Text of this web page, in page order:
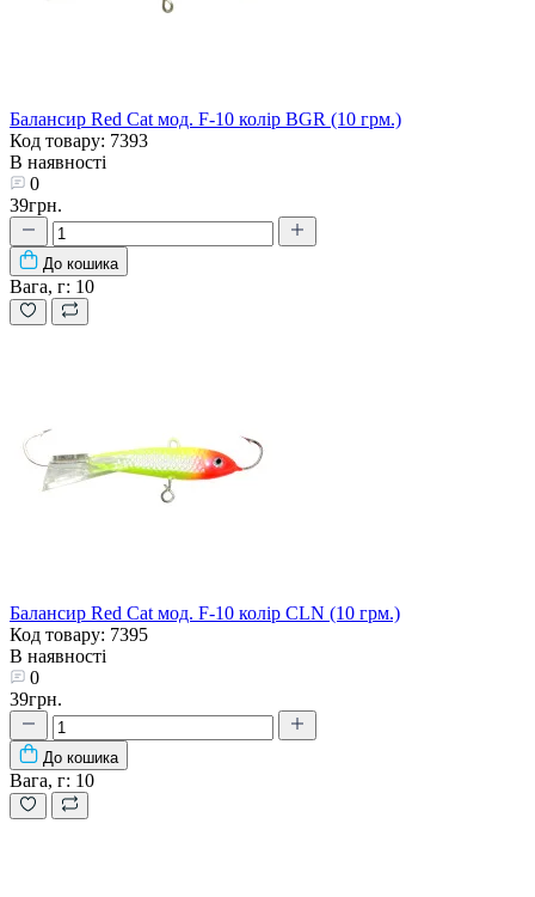
Балансир Red Cat мод. F-10 колір BGR (10 грм.)
Код товару: 7393
В наявності
0
39грн.
До кошика
Вага, г: 10
Балансир Red Cat мод. F-10 колір CLN (10 грм.)
Код товару: 7395
В наявності
0
39грн.
До кошика
Вага, г: 10